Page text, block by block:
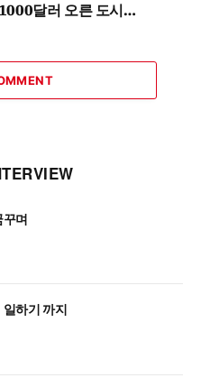
달러 오른 도시…
꾸며
하기 까지